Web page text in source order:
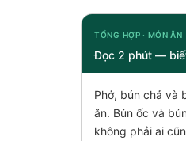
TỔNG HỢP · MÓN ĂN
Đọc 2 phút —
Phở, bún chả và
ăn. Bún ốc và
không phải ai